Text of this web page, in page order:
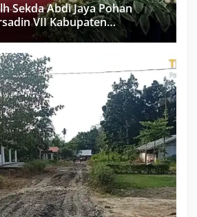
Sekda Abdi Jaya Pohan
VII Kabupaten